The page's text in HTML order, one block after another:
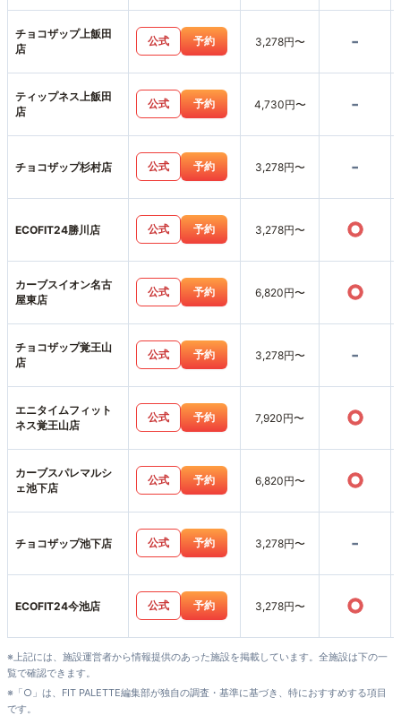
チョコザップ上飯田
店
公式 予約 3,278円〜 -
ティップネス上飯田
店
公式 予約 4,730円〜 -
チョコザップ杉村店 公式 予約 3,278円〜 -
ECOFIT24勝川店 公式 予約 3,278円〜 ○
カーブスイオン名古
屋東店
公式 予約 6,820円〜 ○
チョコザップ覚王山
店
公式 予約 3,278円〜 -
エニタイムフィット
ネス覚王山店
公式 予約 7,920円〜 ○
カーブスパレマルシ
ェ池下店
公式 予約 6,820円〜 ○
チョコザップ池下店 公式 予約 3,278円〜 -
ECOFIT24今池店 公式 予約 3,278円〜 ○
※上記には、施設運営者から情報提供のあった施設を掲載しています。全施設は下の一
覧で確認できます。
※「○」は、FIT PALETTE編集部が独自の調査・基準に基づき、特におすすめする項目
です。